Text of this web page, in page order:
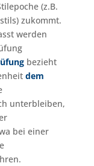
(z.B.
zukommt.
werden
bezieht
dem
unterbleiben,
bei einer